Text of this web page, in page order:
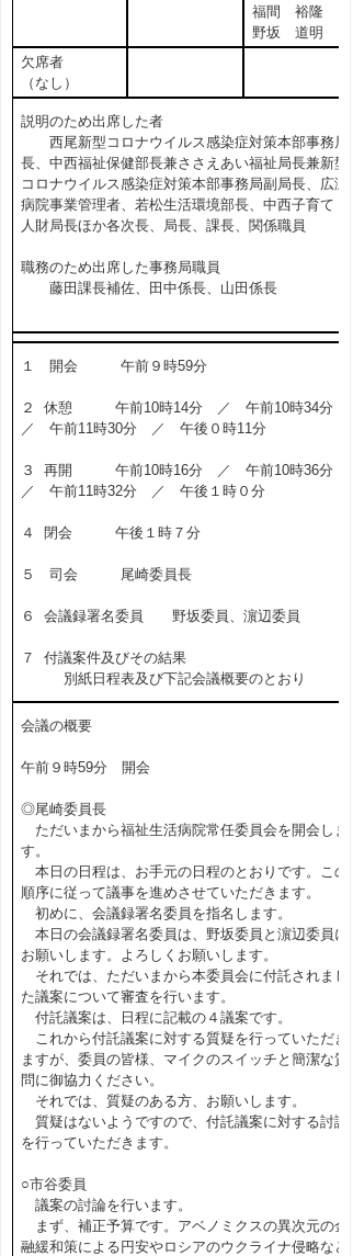
福間 裕隆
野坂 道明
欠席者
（なし）
説明のため出席した者
西尾新型コロナウイルス感染症対策本部事務局
長、中西福祉保健部長兼ささえあい福祉局長兼新型
コロナウイルス感染症対策本部事務局副局長、広瀬
病院事業管理者、若松生活環境部長、中西子育て・
人財局長ほか各次長、局長、課長、関係職員
職務のため出席した事務局職員
藤田課長補佐、田中係長、山田係長
１ 開会 午前９時59分
２ 休憩 午前10時14分 ／ 午前10時34分
／ 午前11時30分 ／ 午後０時11分
３ 再開 午前10時16分 ／ 午前10時36分
／ 午前11時32分 ／ 午後１時０分
４ 閉会 午後１時７分
５ 司会 尾崎委員長
６ 会議録署名委員 野坂委員、濵辺委員
７ 付議案件及びその結果
別紙日程表及び下記会議概要のとおり
会議の概要
午前９時59分 開会
◎尾崎委員長
ただいまから福祉生活病院常任委員会を開会しま
す。
本日の日程は、お手元の日程のとおりです。この
順序に従って議事を進めさせていただきます。
初めに、会議録署名委員を指名します。
本日の会議録署名委員は、野坂委員と濵辺委員に
お願いします。よろしくお願いします。
それでは、ただいまから本委員会に付託されまし
た議案について審査を行います。
付託議案は、日程に記載の４議案です。
これから付託議案に対する質疑を行っていただき
ますが、委員の皆様、マイクのスイッチと簡潔な質
問に御協力ください。
それでは、質疑のある方、お願いします。
質疑はないようですので、付託議案に対する討論
を行っていただきます。
○市谷委員
議案の討論を行います。
まず、補正予算です。アベノミクスの異次元の金
融緩和策による円安やロシアのウクライナ侵略など